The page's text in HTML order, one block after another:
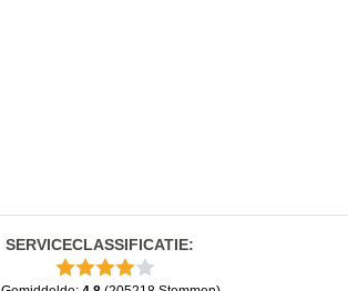
SERVICECLASSIFICATIE: